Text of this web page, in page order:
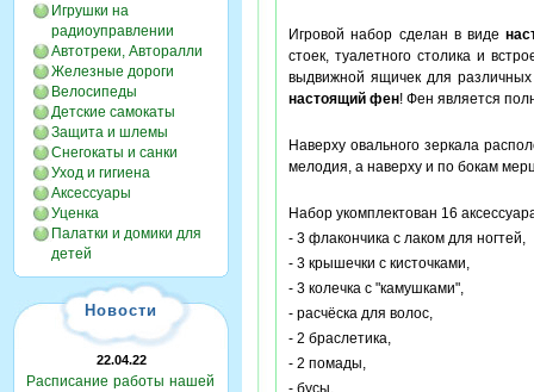
Игрушки на
радиоуправлении
Автотреки, Авторалли
Железные дороги
Велосипеды
Детские самокаты
Защита и шлемы
Снегокаты и санки
Уход и гигиена
Аксессуары
Уценка
Палатки и домики для
детей
Новости
22.04.22
Расписание работы нашей
Игровой набор сделан в виде
стоек, туалетного столика и
выдвижной ящичек для
настоящий фен! Фен является
Наверху овального зеркала
мелодия, а наверху и по бокам
Набор укомплектован 16
- 3 флакончика с лаком для ногтей,
- 3 крышечки с кисточками,
- 3 колечка с "камушками",
- расчёска для волос,
- 2 браслетика,
- 2 помады,
- бусы,